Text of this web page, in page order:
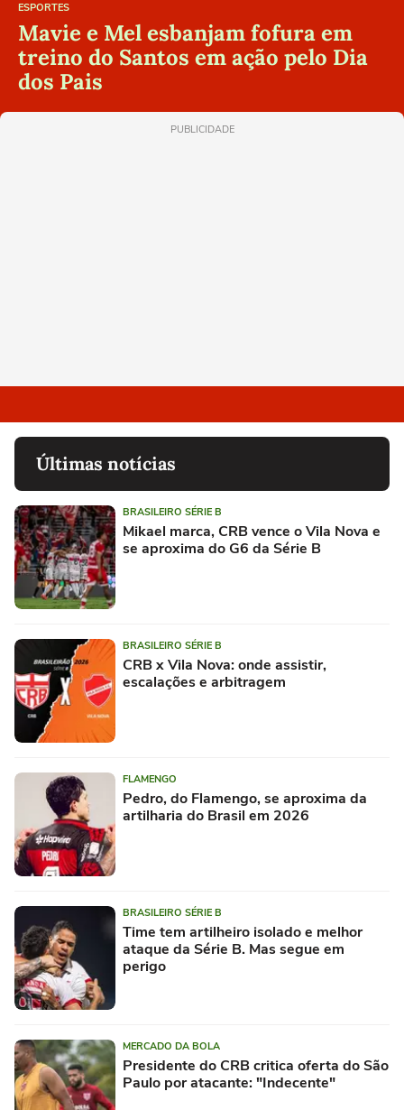
ESPORTES
Mavie e Mel esbanjam fofura em
treino do Santos em ação pelo Dia
dos Pais
PUBLICIDADE
Últimas notícias
BRASILEIRO SÉRIE B
Mikael marca, CRB vence o Vila Nova e
se aproxima do G6 da Série B
BRASILEIRO SÉRIE B
CRB x Vila Nova: onde assistir,
escalações e arbitragem
FLAMENGO
Pedro, do Flamengo, se aproxima da
artilharia do Brasil em 2026
BRASILEIRO SÉRIE B
Time tem artilheiro isolado e melhor
ataque da Série B. Mas segue em
perigo
MERCADO DA BOLA
Presidente do CRB critica oferta do São
Paulo por atacante: "Indecente"